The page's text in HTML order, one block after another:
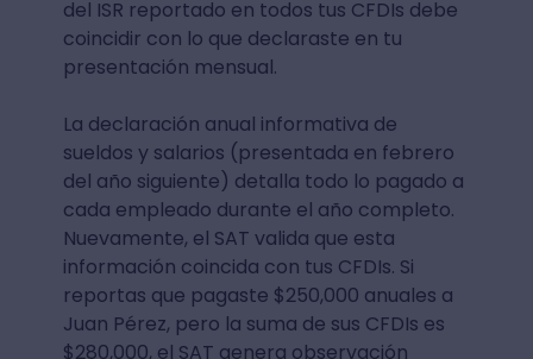
del ISR reportado en todos tus CFDIs debe
coincidir con lo que declaraste en tu
presentación mensual.
La declaración anual informativa de
sueldos y salarios (presentada en febrero
del año siguiente) detalla todo lo pagado a
cada empleado durante el año completo.
Nuevamente, el SAT valida que esta
información coincida con tus CFDIs. Si
reportas que pagaste $250,000 anuales a
Juan Pérez, pero la suma de sus CFDIs es
$280,000, el SAT genera observación